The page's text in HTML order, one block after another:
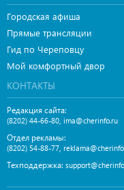
Городская афиша
Прямые трансляции
Гид по Череповцу
Мой комфортный двор
КОНТАКТЫ
Редакция сайта:
(8202) 44-66-80 ima@cherinfo.ru
Отдел рекламы:
(8202) 54-88-77
Техподдержка: